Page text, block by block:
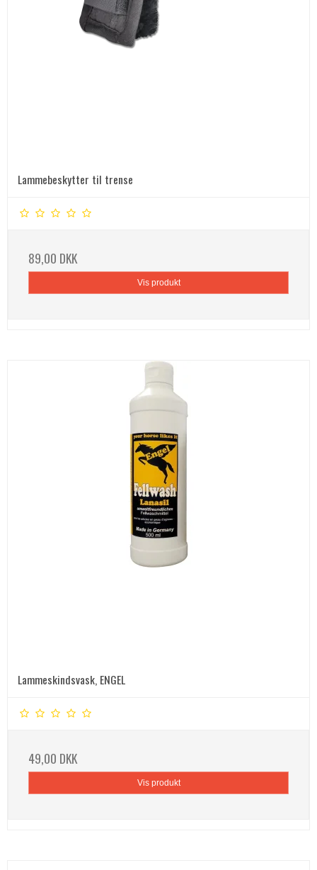
Lammebeskytter til trense
89,00 DKK
Vis produkt
Lammeskindsvask, ENGEL
49,00 DKK
Vis produkt